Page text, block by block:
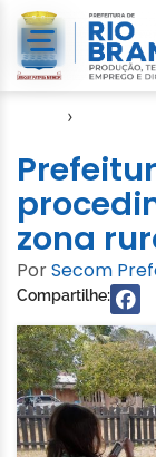
›
zona
PorSecom
Compartilhe: